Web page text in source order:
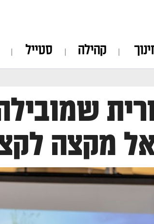
קהילה סטייל
מקצה